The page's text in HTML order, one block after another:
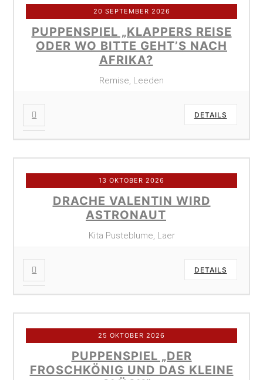
20 SEPTEMBER 2026
PUPPENSPIEL „KLAPPERS REISE
ODER WO BITTE GEHT’S NACH
AFRIKA?
Remise, Leeden
DETAILS
13 OKTOBER 2026
DRACHE VALENTIN WIRD
ASTRONAUT
Kita Pusteblume, Laer
DETAILS
25 OKTOBER 2026
PUPPENSPIEL „DER
FROSCHKÖNIG UND DAS KLEINE